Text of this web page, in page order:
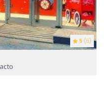
5 (6)